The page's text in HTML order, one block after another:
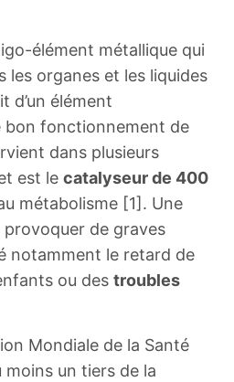
élément métallique qui
les organes et les liquides
d’un élément
bon fonctionnement de
dans plusieurs
est le catalyseur de 400
métabolisme [1]. Une
de graves
notamment le retard de
ou des troubles
Mondiale de la Santé
moins un tiers de la